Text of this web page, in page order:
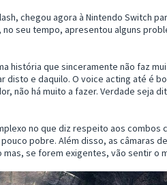
chegou agora à Nintendo Switch
no seu tempo, apresentou alguns
história que sinceramente não faz
e daquilo. O voice acting até é
não há muito a fazer. Verdade seja
no que diz respeito aos combos
pobre. Além disso, as câmaras
se forem exigentes, vão sentir o